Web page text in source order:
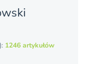
1246 artykułów